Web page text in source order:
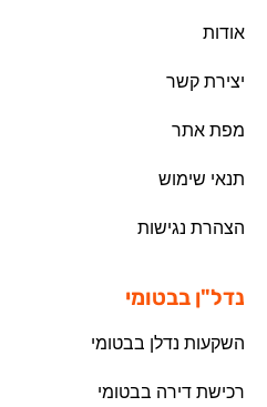
אודות
יצירת קשר
מפת אתר
תנאי שימוש
הצהרת נגישות
נדל"ן בבטומי
השקעות נדלן בבטומי
רכישת דירה בבטומי